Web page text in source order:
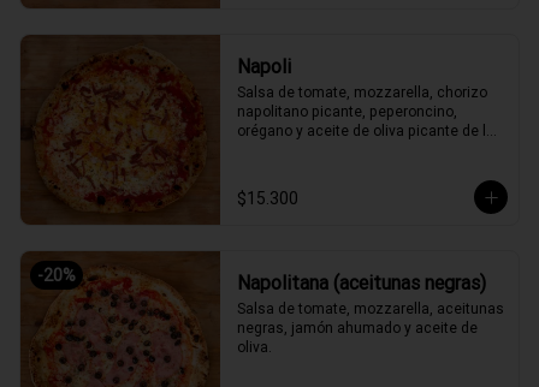
Napoli
Salsa de tomate, mozzarella, chorizo
napolitano picante, peperoncino,
orégano y aceite de oliva picante de la
$15.300
-20% Napolitana (aceitunas negras)
Salsa de tomate, mozzarella, aceitunas
negras, jamón ahumado y aceite de
oliva.